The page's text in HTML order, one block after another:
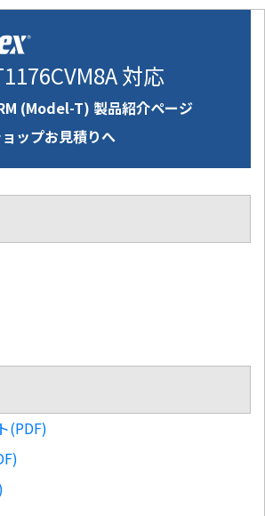
対応
(Model-T) 製品紹介ページ
ップお見積りへ
(PDF)